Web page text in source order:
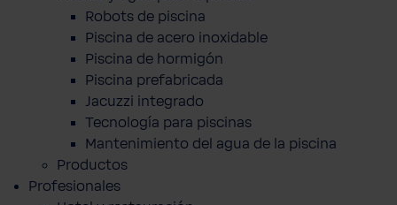
Robots de piscina
Piscina de acero inoxidable
Piscina de hormigón
Piscina prefabricada
Jacuzzi integrado
Tecnología para piscinas
Mantenimiento del agua de la piscina
Productos
Profesionales